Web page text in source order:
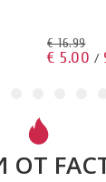
€ 16.99
€ 5.00 /